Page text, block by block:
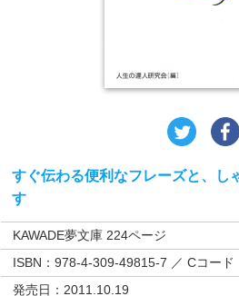
すぐ伝わる便利なフレーズと、し
す
KAWADE夢文庫 224ページ
ISBN：978-4-309-49815-7 ／ Cコード
発売日：2011.10.19